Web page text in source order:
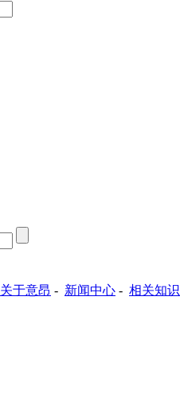
关于意昂 - 新闻中心 - 相关知识